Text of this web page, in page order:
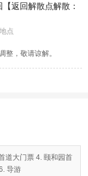
返回解散点解散：
点
整，敬请谅解。
道大门票 4. 颐和园首
导游